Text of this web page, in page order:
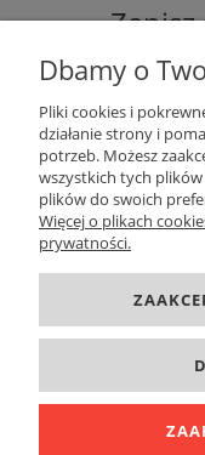
Dbamy o
Pliki cookies i
działanie strony i
potrzeb. Możesz
wszystkich tych
plików do swoich
Więcej o plikach
prywatności.